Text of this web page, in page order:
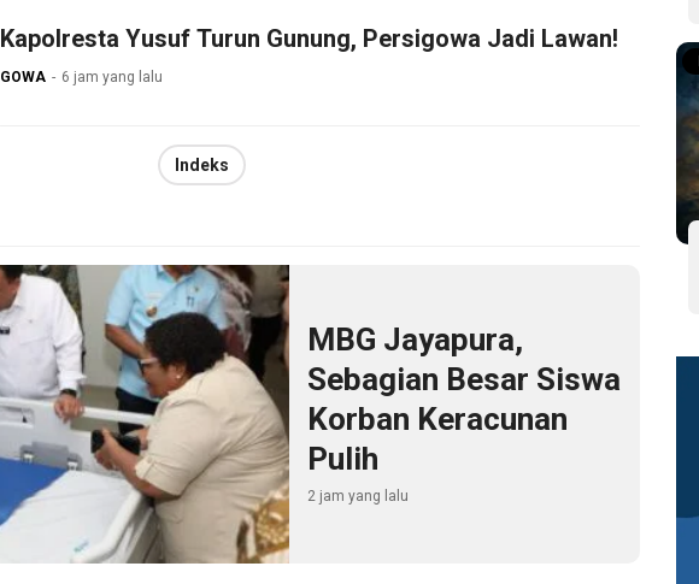
Kapolresta Yusuf Turun Gunung, Persigowa Jadi Lawan!
GOWA 6 jam yang lalu
Indeks
MBG Jayapura,
Sebagian Besar Siswa
Korban Keracunan
Pulih
2 jam yang lalu